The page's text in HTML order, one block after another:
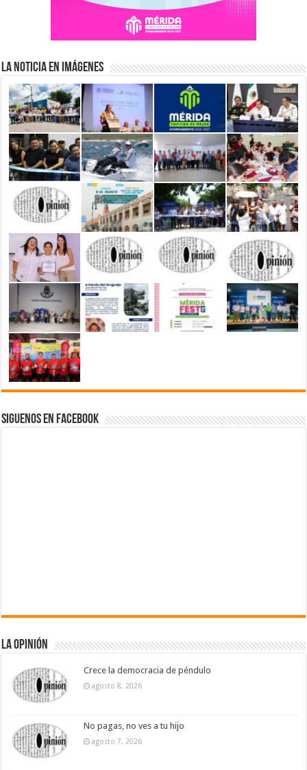
La Noticia en Imágenes
Siguenos en Facebook
La Opinión
Crece la democracia de péndulo
agosto 8, 2026
No pagas, no ves a tu hijo
agosto 7, 2026